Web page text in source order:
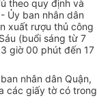
theo quy định và
Ủy ban nhân dân
xuất rượu thủ công
(buổi sáng từ 7
giờ 00 phút đến 17
nhân dân Quận,
các giấy tờ có trong